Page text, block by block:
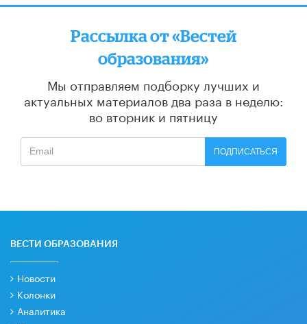
Рассылка от «Вестей
образования»
Мы отправляем подборку лучших и
актуальных материалов два раза в неделю:
во вторник и пятницу
ПОДПИСАТЬСЯ
ВЕСТИ ОБРАЗОВАНИЯ
Новости
Колонки
Аналитика